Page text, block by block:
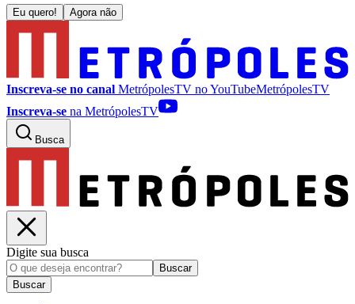
Eu quero! Agora não
Inscreva-se no canal MetrópolesTV noYouTubeMetrópolesTV
Inscreva-se na MetrópolesTV
Busca
Digite sua busca
Buscar
Buscar